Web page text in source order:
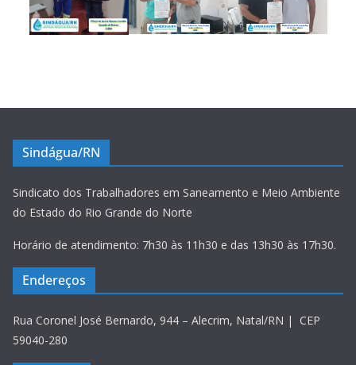
Sindágua/RN
Sindicato dos Trabalhadores em Saneamento e Meio Ambiente
do Estado do Rio Grande do Norte
Horário de atendimento: 7h30 às 11h30 e das 13h30 às 17h30.
Endereços
Rua Coronel José Bernardo, 944 – Alecrim, Natal/RN | CEP
59040-280